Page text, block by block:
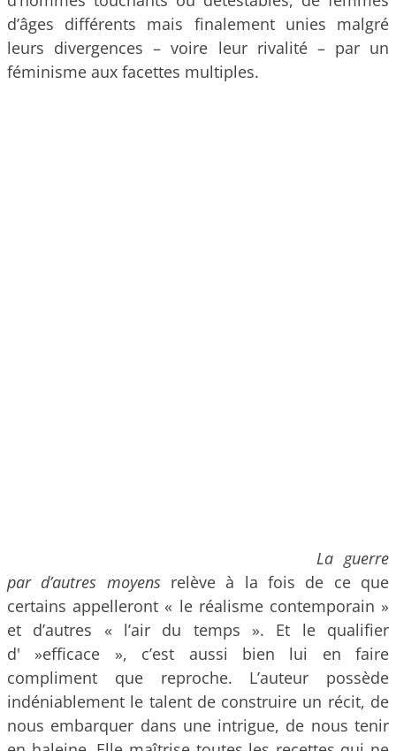
d’âges différents mais finalement unies malgré
leurs divergences – voire leur rivalité – par un
féminisme aux facettes multiples.
La guerre
par d’autres moyens relève à la fois de ce que
certains appelleront « le réalisme contemporain »
et d’autres « l’air du temps ». Et le qualifier
d' »efficace », c’est aussi bien lui en faire
compliment que reproche. L’auteur possède
indéniablement le talent de construire un récit, de
nous embarquer dans une intrigue, de nous tenir